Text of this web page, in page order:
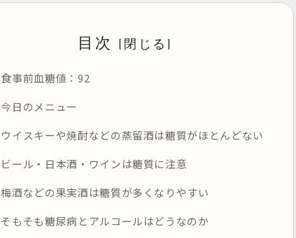
目次
食事前血糖値：92
今日のメニュー
ウイスキーや焼酎などの蒸留酒は糖質がほとんどない
ビール・日本酒・ワインは糖質に注意
梅酒などの果実酒は糖質が多くなりやすい
そもそも糖尿病とアルコールはどうなのか